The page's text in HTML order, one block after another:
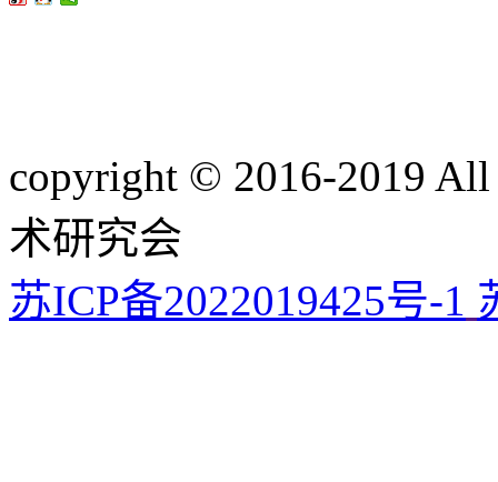
copyright © 2016-2019
术研究会
苏ICP备2022019425号-1